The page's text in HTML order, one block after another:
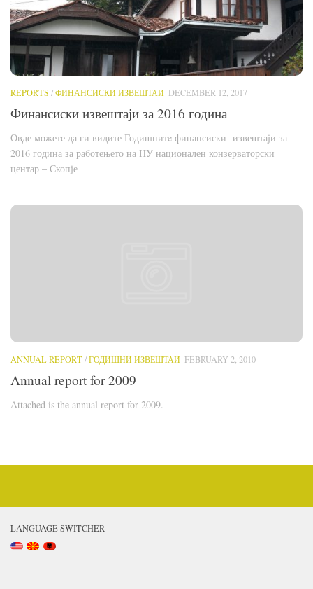
REPORTS /ФИНАНСИСКИ ИЗВЕШТАИ DECEMBER 12, 2017
Финансиски извештаји за 2016 година
Овде можете да ги видите Годишнитe финансиски извештаји за
2016 година за работењето на НУ национален конзерваторски
центар – Скопје
ANNUAL REPORT/ГОДИШНИ ИЗВЕШТАИ FEBRUARY 2, 2010
Annual report for 2009
Attached is the annual report for 2009.
LANGUAGE SWITCHER